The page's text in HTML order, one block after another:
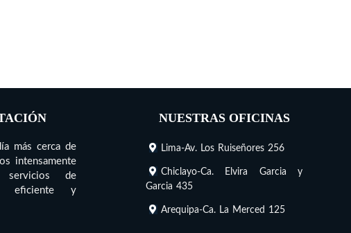
más cerca de
intensamente
servicios de
eficiente y
NUESTRAS OFICINAS
Lima-Av. Los Ruiseñores 256
Chiclayo-Ca. Elvira Garcia y
Garcia 435
Arequipa-Ca. La Merced 125